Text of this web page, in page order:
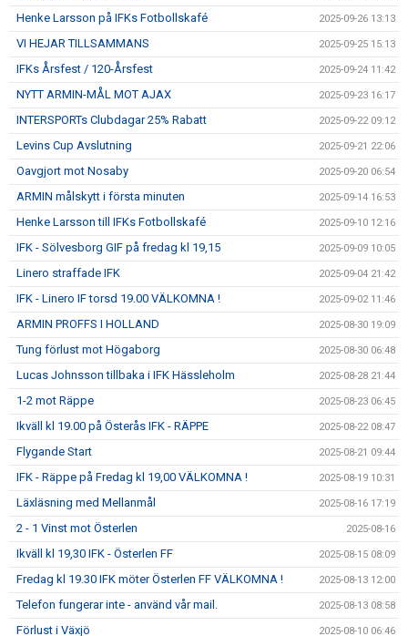
Henke Larsson på IFKs Fotbollskafé 2025-09-26 13:13
VI HEJAR TILLSAMMANS 2025-09-25 15:13
IFKs Årsfest / 120-Årsfest 2025-09-24 11:42
NYTT ARMIN-MÅL MOT AJAX 2025-09-23 16:17
INTERSPORTs Clubdagar 25% Rabatt 2025-09-22 09:12
Levins Cup Avslutning 2025-09-21 22:06
Oavgjort mot Nosaby 2025-09-20 06:54
ARMIN målskytt i första minuten 2025-09-14 16:53
Henke Larsson till IFKs Fotbollskafé 2025-09-10 12:16
IFK - Sölvesborg GIF på fredag kl 19,15 2025-09-09 10:05
Linero straffade IFK 2025-09-04 21:42
IFK - Linero IF torsd 19.00 VÄLKOMNA ! 2025-09-02 11:46
ARMIN PROFFS I HOLLAND 2025-08-30 19:09
Tung förlust mot Högaborg 2025-08-30 06:48
Lucas Johnsson tillbaka i IFK Hässleholm 2025-08-28 21:44
1-2 mot Räppe 2025-08-23 06:45
Ikväll kl 19.00 på Österås IFK - RÄPPE 2025-08-22 08:47
Flygande Start 2025-08-21 09:44
IFK - Räppe på Fredag kl 19,00 VÄLKOMNA ! 2025-08-19 10:31
Läxläsning med Mellanmål 2025-08-16 17:19
2 - 1 Vinst mot Österlen 2025-08-16
Ikväll kl 19,30 IFK - Österlen FF 2025-08-15 08:09
Fredag kl 19.30 IFK möter Österlen FF VÄLKOMNA ! 2025-08-13 12:00
Telefon fungerar inte - använd vår mail. 2025-08-13 08:58
Förlust i Växjö 2025-08-10 06:46